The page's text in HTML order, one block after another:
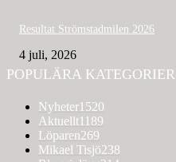
Resultat Strömstadmilen 2026
4 juli, 2026
POPULÄRA KATEGORIER
Nyheter1520
Aktuellt1189
Löparen269
Mikael Tisjö238